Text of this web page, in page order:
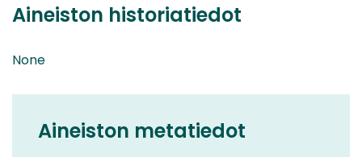
Aineiston historiatiedot
None
Aineiston metatiedot